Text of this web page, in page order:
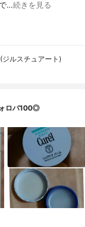
…続きを見る
ルスチュアート)
ロバ100◎